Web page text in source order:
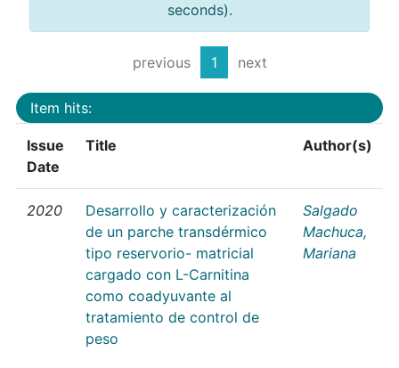
seconds).
previous 1 next
Item hits:
Issue
Date
Title Author(s)
2020
Desarrollo y caracterización
de un parche transdérmico
tipo reservorio- matricial
cargado con L-Carnitina
como coadyuvante al
tratamiento de control de
peso
Salgado
Machuca,
Mariana